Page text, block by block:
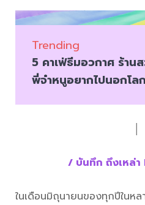
Trending
5 คาเฟ่ธีมอวกาศ ร้าน
พี่จ๋าหนูอยากไปนอกโล
/ บันทึก ถึงเหล่า
ในเดือนมิถุนายนของทุกปีในหล